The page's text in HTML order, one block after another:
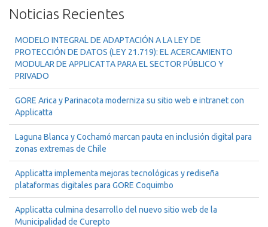
Noticias Recientes
MODELO INTEGRAL DE ADAPTACIÓN A LA LEY DE
PROTECCIÓN DE DATOS (LEY 21.719): EL ACERCAMIENTO
MODULAR DE APPLICATTA PARA EL SECTOR PÚBLICO Y
PRIVADO
GORE Arica y Parinacota moderniza su sitio web e intranet con
Applicatta
Laguna Blanca y Cochamó marcan pauta en inclusión digital para
zonas extremas de Chile
Applicatta implementa mejoras tecnológicas y rediseña
plataformas digitales para GORE Coquimbo
Applicatta culmina desarrollo del nuevo sitio web de la
Municipalidad de Curepto